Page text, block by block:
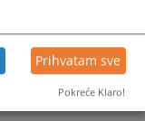
Prihvatam sve
Pokreće Klaro!